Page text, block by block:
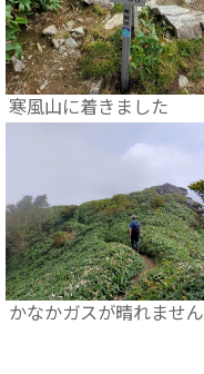
寒風山に着きました
かなかガスが晴れません